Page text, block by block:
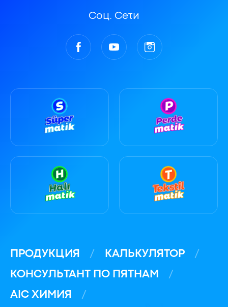
Соц. Сети
ПРОДУКЦИЯ КАЛЬКУЛЯТОР
КОНСУЛЬТАНТ ПО ПЯТНАМ
AIC ХИМИЯ